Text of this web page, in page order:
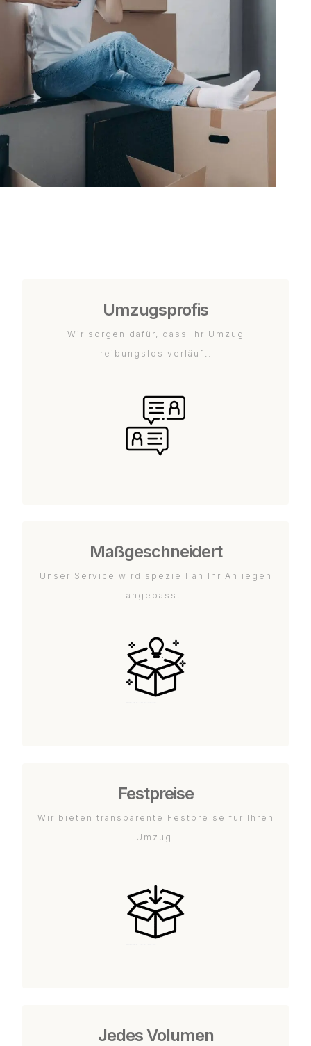
Umzugsprofis
Wir sorgen dafür, dass Ihr Umzug
reibungslos verläuft.
Maßgeschneidert
Unser Service wird speziell an Ihr Anliegen
angepasst.
Festpreise
Wir bieten transparente Festpreise für Ihren
Umzug.
Jedes Volumen